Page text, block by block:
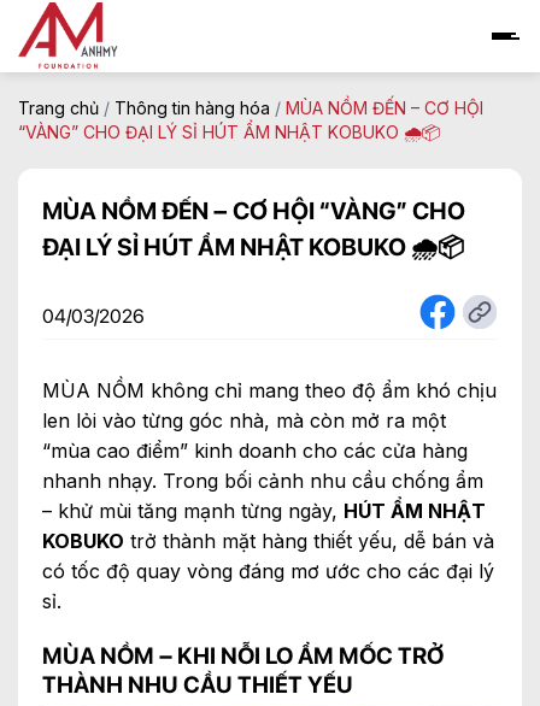
content
Trang chủ / Thông tin hàng hóa / MÙA NỒM ĐẾN – CƠ HỘI
“VÀNG” CHO ĐẠI LÝ SỈ HÚT ẨM NHẬT KOBUKO 🌧️📦
MÙA NỒM ĐẾN – CƠ HỘI “VÀNG” CHO
ĐẠI LÝ SỈ HÚT ẨM NHẬT KOBUKO 🌧️📦
04/03/2026
MÙA NỒM không chỉ mang theo độ ẩm khó chịu
len lỏi vào từng góc nhà, mà còn mở ra một
“mùa cao điểm” kinh doanh cho các cửa hàng
nhanh nhạy. Trong bối cảnh nhu cầu chống ẩm
– khử mùi tăng mạnh từng ngày, HÚT ẨM NHẬT
KOBUKO trở thành mặt hàng thiết yếu, dễ bán và
có tốc độ quay vòng đáng mơ ước cho các đại lý
sỉ.
MÙA NỒM – KHI NỖI LO ẨM MỐC TRỞ
THÀNH NHU CẦU THIẾT YẾU